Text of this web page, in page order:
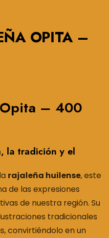
OPITA –
Opita – 400
la tradición y el
rajaleña huilense, este
de las expresiones
de nuestra región. Su
tradicionales
convirtiéndolo en un